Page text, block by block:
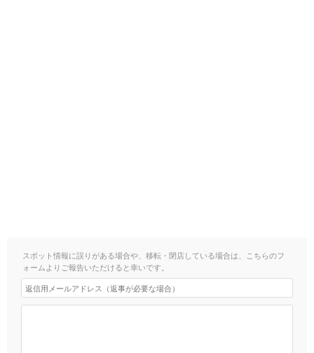
スポット情報に誤りがある場合や、移転・閉店している場合は、こちらのフ
ォームよりご報告いただけると幸いです。